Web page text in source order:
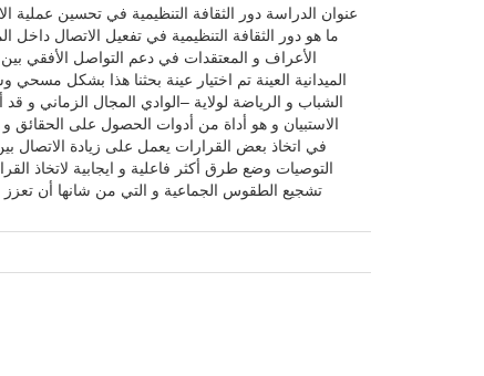
عنوان الدراسة دور الثقافة التنظيمية في تحسين
الشباب و الرياضة لولاية –الوادي المجال الزماني و
الاستبيان و هو أداة من أدوات الحصول على الحقائق و
في اتخاذ بعض القرارات يعمل على زيادة الاتصال
التوصيات وضع طرق أكثر فاعلية و ايجابية لاتخاذ
تشجيع الطقوس الجماعية و التي من شانها أن تعزز